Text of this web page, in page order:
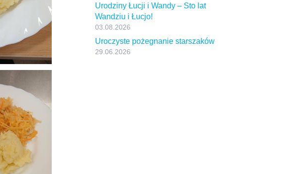
Urodziny Łucji i Wandy – Sto lat
Wandziu i Łucjo!
03.08.2026
Uroczyste pożegnanie starszaków
29.06.2026